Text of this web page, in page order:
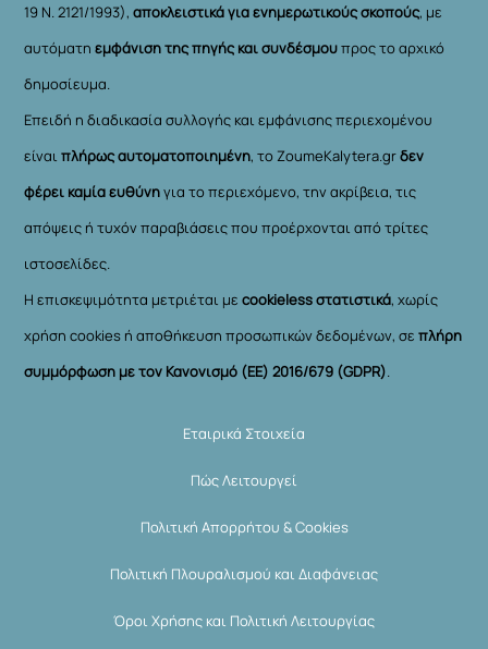
19 Ν. 2121/1993), αποκλειστικά για ενημερωτικούς σκοπούς, με
αυτόματηεμφάνιση της πηγής και συνδέσμουπρος το αρχικό
δημοσίευμα.
Επειδή η διαδικασία συλλογής και εμφάνισης περιεχομένου
είναιπλήρως αυτοματοποιημένη, το ZoumeKalytera.grδεν
φέρει καμία ευθύνηγια το περιεχόμενο, την ακρίβεια, τις
απόψεις ή τυχόν παραβιάσεις που προέρχονται από τρίτες
ιστοσελίδες.
Η επισκεψιμότητα μετριέται μεcookieless στατιστικά, χωρίς
χρήση cookies ή αποθήκευση προσωπικών δεδομένων, σεπλήρη
συμμόρφωση με τον Κανονισμό (ΕΕ) 2016/679 (GDPR).
Εταιρικά Στοιχεία
Πώς Λειτουργεί
Πολιτική Απορρήτου & Cookies
Πολιτική Πλουραλισμού και Διαφάνειας
Όροι Χρήσης και Πολιτική Λειτουργίας